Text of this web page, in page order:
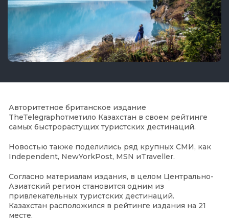
Авторитетное британское издание
TheTelegraphотметило Казахстан в своем рейтинге
самых быстрорастущих туристских дестинаций.
Новостью также поделились ряд крупных СМИ, как
Independent, NewYorkPost, MSN иTraveller.
Согласно материалам издания, в целом Центрально-
Азиатский регион становится одним из
привлекательных туристских дестинаций.
Казахстан расположился в рейтинге издания на 21
месте.